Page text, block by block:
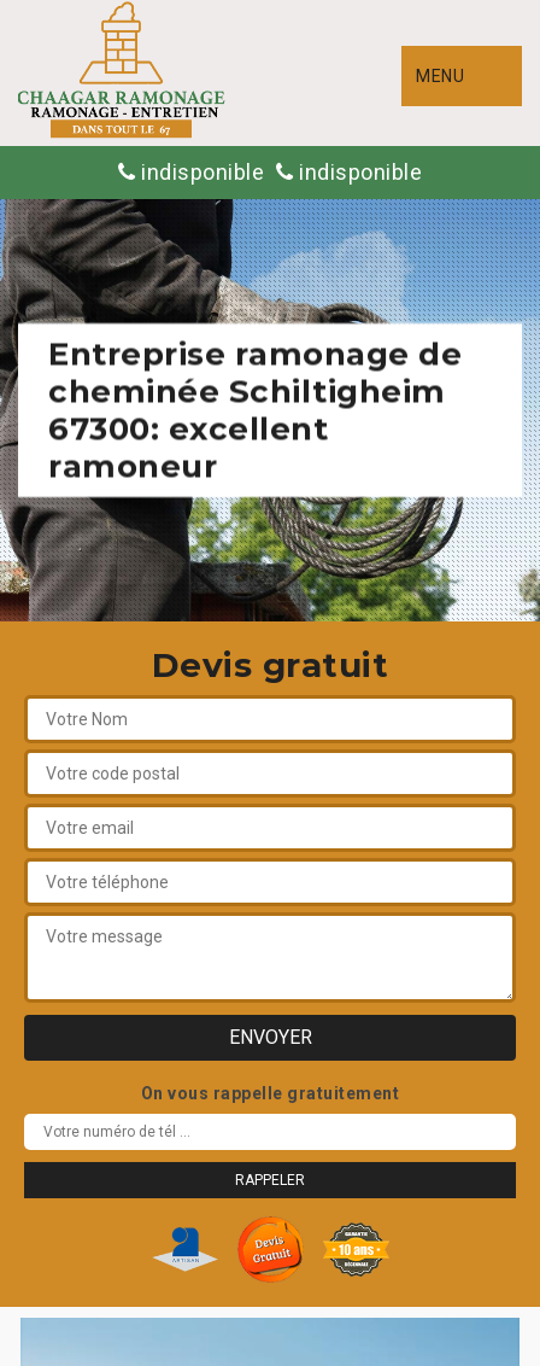
MENU
indisponible indisponible
Entreprise ramonage de
cheminée Schiltigheim
67300: excellent
ramoneur
Devis gratuit
On vous rappelle gratuitement